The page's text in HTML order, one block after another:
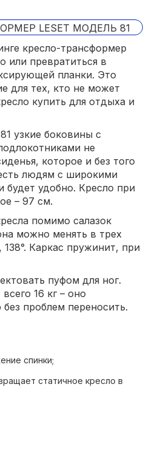
кресло-трансформер
или превратиться в
планки. Это
для тех, кто не может
купить для отдыха и
узкие боковины с
не
которое и без того
людям с широкими
будет удобно. Кресло при
– 97 см.
помимо салазок
можно менять в трех
138°. Каркас пружинит, при
пуфом для ног.
16 кг – оно
проблем переносить.
спинки;
статичное кресло в